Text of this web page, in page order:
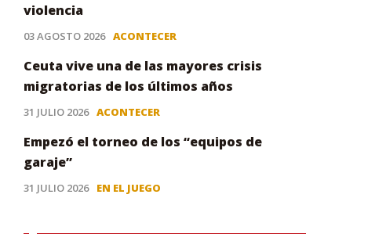
violencia
03 AGOSTO 2026 ACONTECER
Ceuta vive una de las mayores crisis
migratorias de los últimos años
31 JULIO 2026 ACONTECER
Empezó el torneo de los “equipos de
garaje”
31 JULIO 2026 EN EL JUEGO